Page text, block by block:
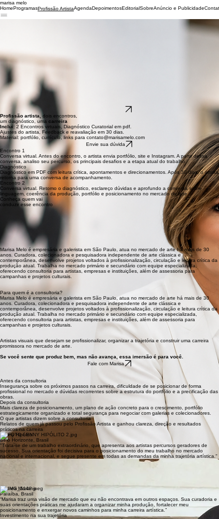
marisa melo
HomeProgramasProfissão ArtistaAgendaDepoimentosEditorialSobreAnúncio e Publicidade
A Consultoria Profissão Artista é um acompanhamento individual voltado à análise crítica e
Com base nessa avaliação, é elaborado um diagnóstico que identifica os aspectos mais sólidos
da pesquisa, possíveis fragilidades e oportunidades de crescimento dentro do mercado de arte.
O objetivo é oferecer ao artista uma compreensão mais ampla de seu trabalho e dos
mecanismos que estruturam o sistema da arte, contribuindo para decisões mais conscientes e
para uma atuação profissional com maior autonomia.
Ao final, o artista recebe um relatório em PDF com a análise completa, observações críticas e
recomendações. O documento serve como material de referência para a comunicação da obra,
o planejamento da carreira, a definição de estratégias profissionais e a ampliação de
oportunidades de inserção e circulação.
Profissão artista, dois encontros,
um diagnóstico, uma carreira
Inclui: 2 Encontros virtuais, Diagnóstico Curatorial em pdf.
Ajustes do artista, Feedback e reavaliação em 30 dias.
Material: portfólio, currículo, links para contato@marisamelo.com
Envie sua dúvida
Encontro 1
Conversa virtual. Antes do encontro, o artista envia portfólio, site e Instagram. A partir dessa
conversa, analiso seu percurso, os principais desafios e a etapa atual do trabalho.
Diagnóstico
Diagnóstico em PDF com leitura crítica, apontamentos e direcionamentos. Após 30 dias, o artista
retorna para uma conversa de acompanhamento.
Encontro 2
Conversa virtual. Retomo o diagnóstico, esclareço dúvidas e aprofundo a conversa sobre
linguagem, coerência da produção, portfólio e posicionamento no mercado de arte.
Conheça quem vai
conduzir esse encontro
Marisa Melo é empresária e galerista em São Paulo, atua no mercado de arte há mais de 30
anos. Curadora, colecionadora e pesquisadora independente de arte clássica e
contemporânea, desenvolve projetos voltados à profissionalização, circulação e leitura crítica da
produção atual. Trabalha no mercado primário e secundário com equipe especializada,
oferecendo consultoria para artistas, empresas e instituições, além de assessoria para
campanhas e projetos culturais.
Para quem é a consultoria?
Marisa Melo é empresária e galerista em São Paulo, atua no mercado de arte há mais de 30
anos. Curadora, colecionadora e pesquisadora independente de arte clássica e
contemporânea, desenvolve projetos voltados à profissionalização, circulação e leitura crítica da
produção atual. Trabalha no mercado primário e secundário com equipe especializada,
oferecendo consultoria para artistas, empresas e instituições, além de assessoria para
campanhas e projetos culturais.
Artistas visuais que desejam se profissionalizar, organizar a trajetória e construir uma carreira
promissora no mercado de arte.
Se você sente que produz bem, mas não avança, essa imersão é para você.
Fale com Marisa
Antes da consultoria
Insegurança sobre os próximos passos na carreira, dificuldade de se posicionar de forma
profissional no mercado e dúvidas recorrentes sobre a estrutura do portfólio e a precificação das
obras.
Depois da consultoria
Mais clareza de posicionamento, um plano de ação concreto para o crescimento, portfólio
estrategicamente organizado e total segurança para negociar com galerias e colecionadores.
O que artistas dizem sobre a consultoria
Relatos de quem já passou pelo Profissão Artista e ganhou clareza, direção e resultados
práticos na carreira
Lenny Hipólito
Belo Horizonte, Brasil
"Trata-se de um trabalho extraordinário, que apresenta aos artistas percursos geradores de
sucesso. Sua orientação foi decisiva para o posicionamento do meu trabalho no mercado
nacional e internacional, e segue presente em todas as demandas da minha trajetória artística."
Andrea Mariano
Paraíba, Brasil
“Marisa traz uma visão de mercado que eu não encontrava em outros espaços. Sua curadoria e
suas orientações práticas me ajudaram a organizar minha produção, fortalecer meu
posicionamento e enxergar novos caminhos para minha carreira artística.”
Investimento na sua trajetória